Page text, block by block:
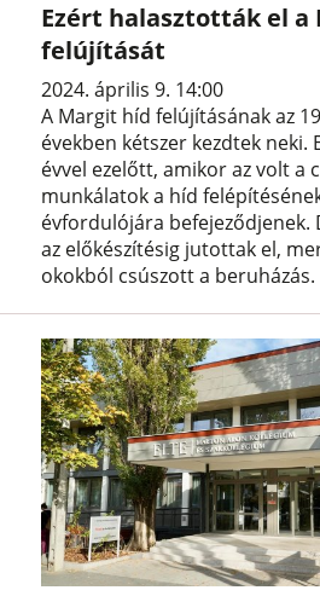
Ezért halasztották el a
felújítását
2024. április 9. 14:00
A Margit híd felújításának az
években kétszer kezdtek neki.
évvel ezelőtt, amikor az volt a
munkálatok a híd
évfordulójára befejeződjenek.
az előkészítésig jutottak el,
okokból csúszott a beruházás.